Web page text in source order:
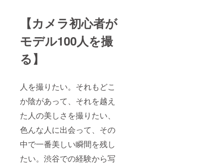
【カメラ初心者が
モデル100人を撮
る】
人を撮りたい。それもどこ
か陰があって、それを越え
た人の美しさを撮りたい、
色んな人に出会って、その
中で一番美しい瞬間を残し
たい。渋谷での経験から写